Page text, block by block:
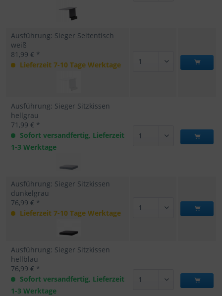
Ausführung: Sieger Seitentisch
weiß
81,99 € *
Lieferzeit 7-10 Tage Werktage
Ausführung: Sieger Sitzkissen
hellgrau
71,99 € *
Sofort versandfertig, Lieferzeit
1-3 Werktage
Ausführung: Sieger Sitzkissen
dunkelgrau
76,99 € *
Lieferzeit 7-10 Tage Werktage
Ausführung: Sieger Sitzkissen
hellblau
76,99 € *
Sofort versandfertig, Lieferzeit
1-3 Werktage